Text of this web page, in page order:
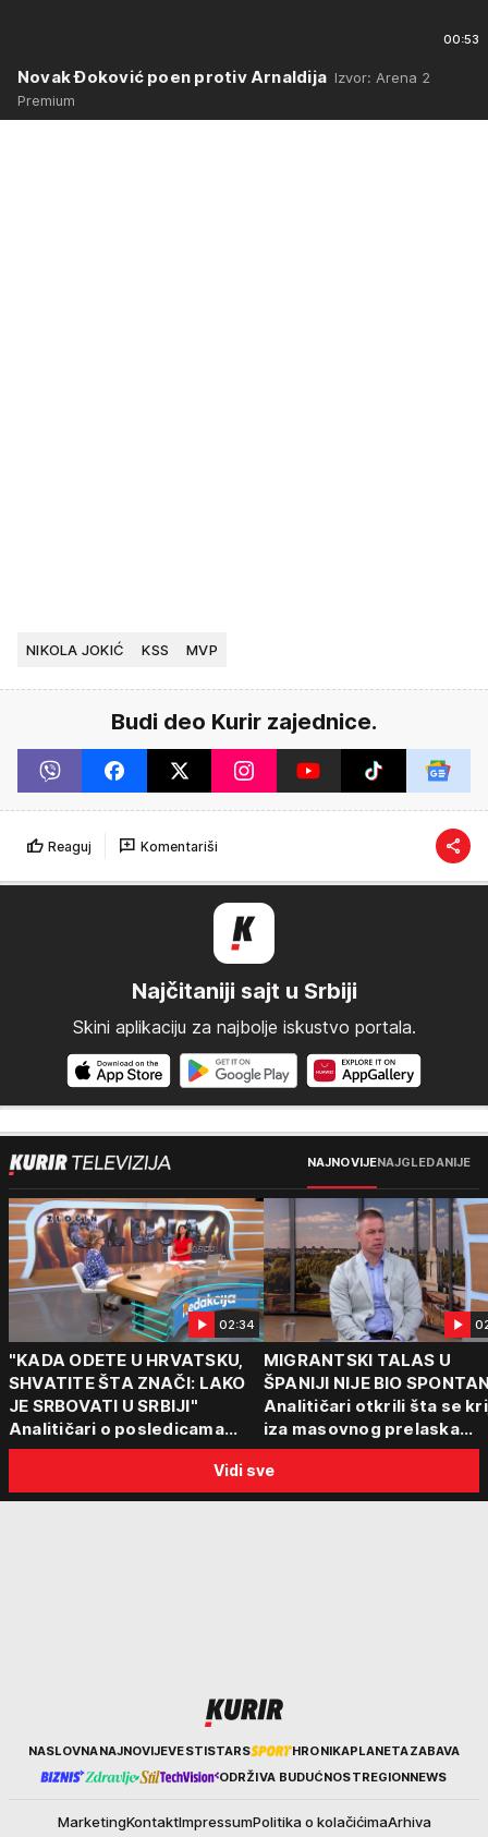
00:53
Novak Đoković poen protiv Arnaldija Izvor: Arena 2
Premium
NIKOLA JOKIĆ KSS MVP
Budi deo Kurir zajednice.
Reaguj Komentariši
Najčitaniji sajt u Srbiji
Skini aplikaciju za najbolje iskustvo portala.
NAJNOVIJENAJGLEDANIJE
02:34
"KADA ODETE U HRVATSKU,
SHVATITE ŠTA ZNAČI: LAKO
JE SRBOVATI U SRBIJI"
Analitičari o posledicama
akcije koja i danas deli region:
"To su teške i bolne priče"
MIGRANTSKI TALAS U
ŠPANIJI NIJE BIO
Analitičari otkrili šta se
iza masovnog prelaska
granice: "Evropa nije
naučila iz prethodne
Vidi sve
KurirNASLOVNANAJNOVIJEVESTISTARS HRONIKAPLANETAZABAVA
ODRŽIVA BUDUĆNOSTREGIONNEWS
MarketingKontaktImpressumPolitika o kolačićimaArhiva